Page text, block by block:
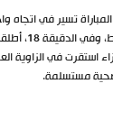
تسير في اتجاه
أثبت العكس.
في الزاوية
مستسلمة.